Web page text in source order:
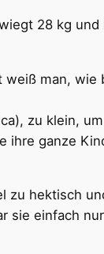
28 kg
man, wie
zu klein,
ihre ganze
zu hektisch
einfach